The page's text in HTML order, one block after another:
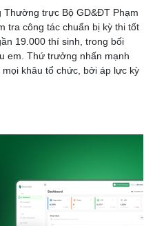
Công nghệ
Thường trực Bộ GD&ĐT Phạm
tra công tác chuẩn bị kỳ thi tốt
19.000 thí sinh, trong bối
em. Thứ trưởng nhấn mạnh
mọi khâu tổ chức, bởi áp lực kỳ